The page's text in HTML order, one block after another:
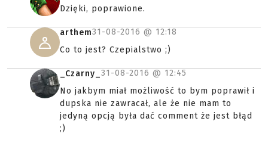
Dzięki, poprawione.
arthem31-08-2016 @ 12:18
Co to jest? Czepialstwo ;)
_Czarny_ 31-08-2016 @ 12:45
No jakbym miał możliwość to bym poprawił i
dupska nie zawracał, ale że nie mam to
jedyną opcją była dać comment że jest błąd
;)